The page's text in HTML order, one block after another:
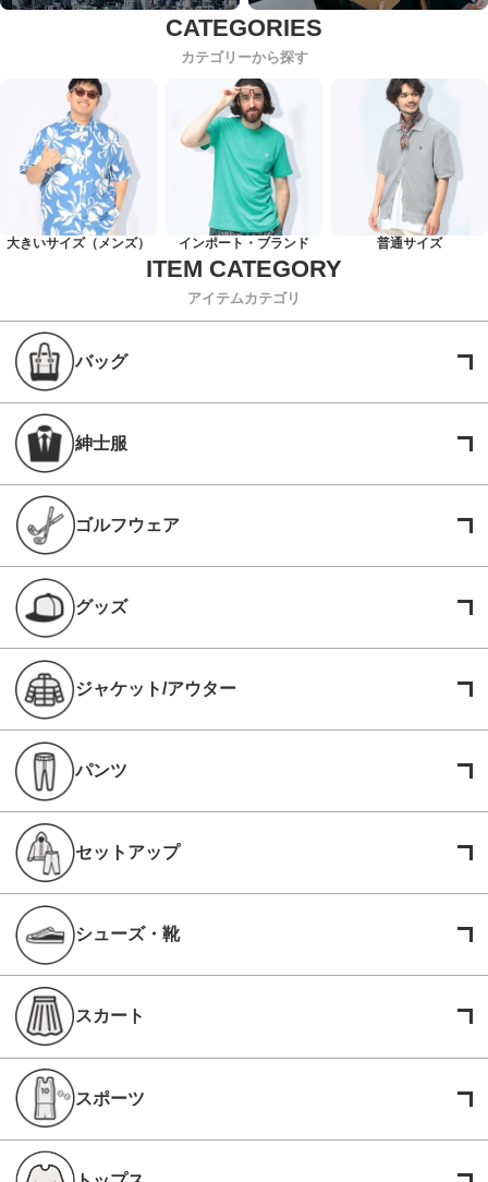
カテゴリーから探す
大きいサイズ（メンズ） インポート・ブランド 普通サイズ
アイテムカテゴリ
バッグ
紳士服
ゴルフウェア
グッズ
ジャケット/アウター
パンツ
セットアップ
シューズ・靴
スカート
スポーツ